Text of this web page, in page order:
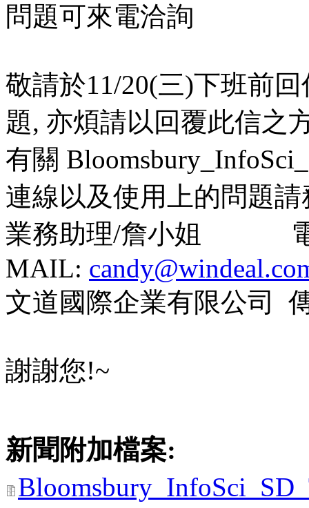
問題可來電洽詢
敬請於11/20(三)下班前
題, 亦煩請以回覆此信之
有關
連線以及使用上的問題請
業務助理/詹小姐 電
MAIL:
文道國際企業有限公司
謝謝您!~
新聞附加檔案: